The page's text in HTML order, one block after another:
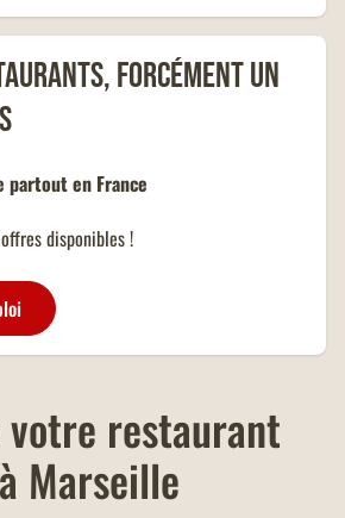
NOMBREUSES
les restaurants Buffalo Grill sur
forcément un
en France
disponibles !
votre restaurant
Marseille